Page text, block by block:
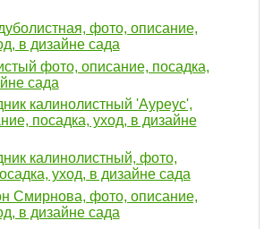
фото, описание,
в дизайне сада
фото, описание, посадка,
сада
калинолистный 'Ауреус',
посадка, уход, в дизайне
калинолистный, фото,
уход, в дизайне сада
Смирнова, фото, описание,
в дизайне сада